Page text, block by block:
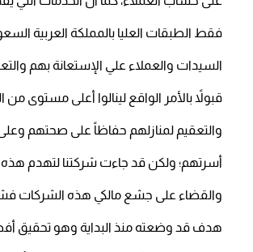
فقط الطبقات العليا بالمملكة العربية
السيدات والعملاء علي الإستعانة بهم
قبولاً بالأمر الواقع لينالوا أعلى مستوى من
والتعقيم لمنازلهم حفاظاً على صحتهم
أسرتهم؛ ولكن قد جاءت شركتنا لتهدم هذه
والقضاء على جشع مالكي هذه الشركات
هدف قد وضعته منذ البداية وهو تحقيق